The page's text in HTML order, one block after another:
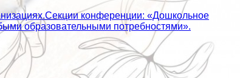
конференции: «Дошкольное
образовательными потребностями».